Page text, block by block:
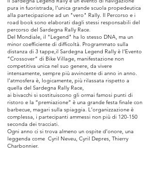
pura in fuoristrada, l'unica grande scuola propedeutica
alla partecipazione ad un "vero" Rally. Il Percorso e i
road book sono elaborati dagli stessi responsabili del
percorso del Sardegna Rally Race.
Del Mondiale, il "Legend" ha lo stesso DNA, ma un
minor coefficiente di difficoltà. Programmato sulla
distanza di 3 tappe,il Sardegna Legend Rally è l’Evento
“Crossover” di Bike Village, manifestazione non
competitiva unica nel suo genere, da vivere
intensamente, sempre più avvincente di anno in anno.
l’atmosfera è, logicamente, più rilassata rispetto a
quella del Sardegna Rally Race,
ai bivacchi si sostituiscono gli ormai famosi punti di
ristoro e la “premiazione” è una grande festa finale con
barbecue, magari sulla spiaggia. L'organizzazione è
complessa, i partecipanti ammessi non più di 120-150
seconda dei tracciati.
Ogni anno ci si trova almeno un ospite d’onore, una
leggenda come Cyril Neveu, Cyril Depres, Thierry
Charbonnier.